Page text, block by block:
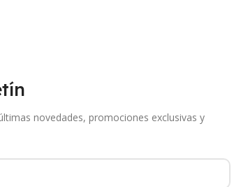
novedades, promociones exclusivas y